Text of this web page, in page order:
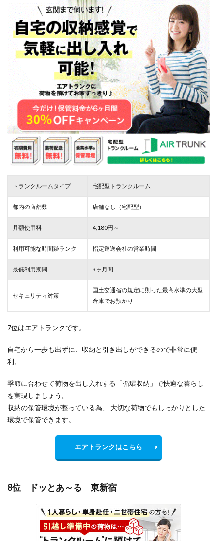
トランクルームタイプ 宅配型トランクルーム
都内の店舗数 店舗なし（宅配型）
月額使用料 4,180円～
利用可能な時間跡ランク 指定運送会社の営業時間
最低利用期間 3ヶ月間
セキュリティ対策
国土交通省の規定に則った最高水準の大型
倉庫でお預かり
7位はエアトランクです。
自宅から一歩も出ずに、収納と引き出しができるので非常に便
利。
季節に合わせて荷物を出し入れする「循環収納」で快適な暮らし
を実現しましょう。
収納の保管環境が整っている為、 大切な荷物でもしっかりとした
環境で保管できます。
エアトランクはこちら
8位 ドッとあ～る 東新宿